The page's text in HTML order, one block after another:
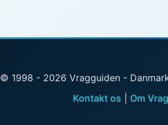
© 1998 - 2026 Vragguiden -
Kontakt os
Om